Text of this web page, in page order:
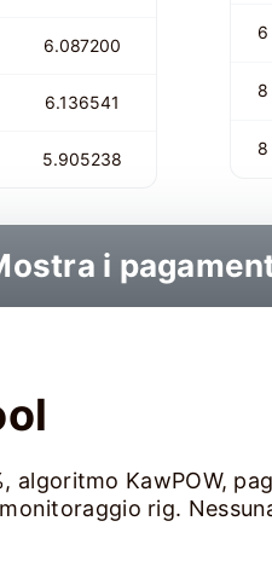
6.087200
6.136541
5.905238
6
8
8
i
algoritmo KawPOW,
rig.